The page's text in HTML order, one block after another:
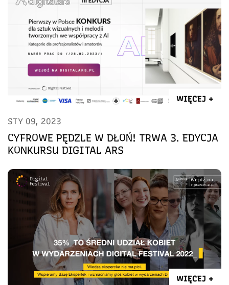
WIĘCEJ +
STY 09, 2023
CYFROWE PĘDZLE W DŁOŃ! TRWA 3. EDYCJA
KONKURSU DIGITAL ARS
WIĘCEJ +